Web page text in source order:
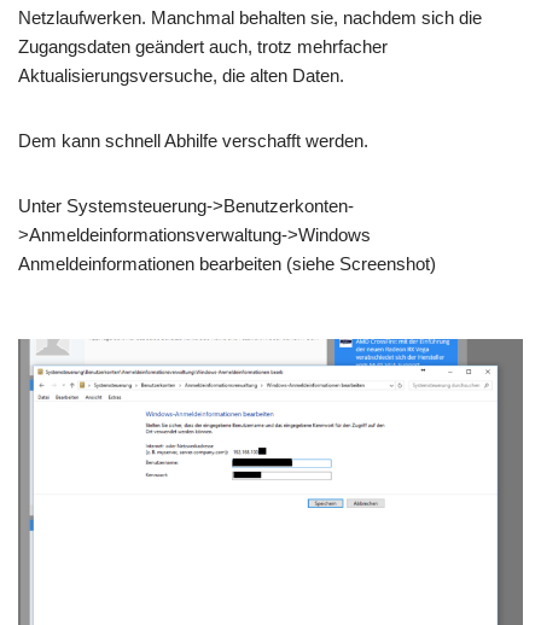
Netzlaufwerken. Manchmal behalten sie, nachdem sich die
Zugangsdaten geändert auch, trotz mehrfacher
Aktualisierungsversuche, die alten Daten.
Dem kann schnell Abhilfe verschafft werden.
Unter Systemsteuerung->Benutzerkonten-
>Anmeldeinformationsverwaltung->Windows
Anmeldeinformationen bearbeiten (siehe Screenshot)